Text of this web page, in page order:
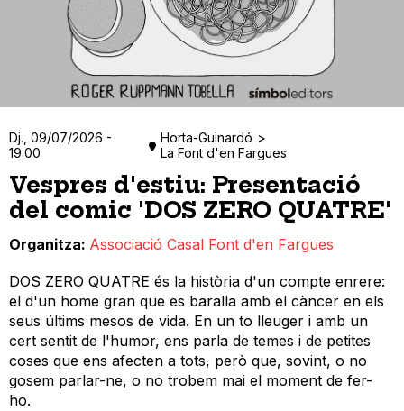
Dj., 09/07/2026 -
19:00
Horta-Guinardó
La Font d'en Fargues
Vespres d'estiu: Presentació
del comic 'DOS ZERO QUATRE'
Organitza Associació Casal Font d'en Fargues
DOS ZERO QUATRE és la història d'un compte enrere:
el d'un home gran que es baralla amb el càncer en els
seus últims mesos de vida. En un to lleuger i amb un
cert sentit de l'humor, ens parla de temes i de petites
coses que ens afecten a tots, però que, sovint, o no
gosem parlar-ne, o no trobem mai el moment de fer-
ho.